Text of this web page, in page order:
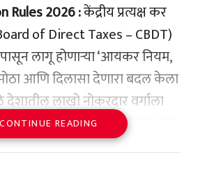
Rules 2026 :केंद्रीय प्रत्यक्ष कर
of Direct Taxes – CBDT)
लागू होणाऱ्या ‘आयकर नियम,
आणि दिलासा देणारा बदल केला
लाखो नोकरदार वर्गाला
असून, त्यांच्या‘इन-हँड’ पगारात वाढ
CONTINUE READING